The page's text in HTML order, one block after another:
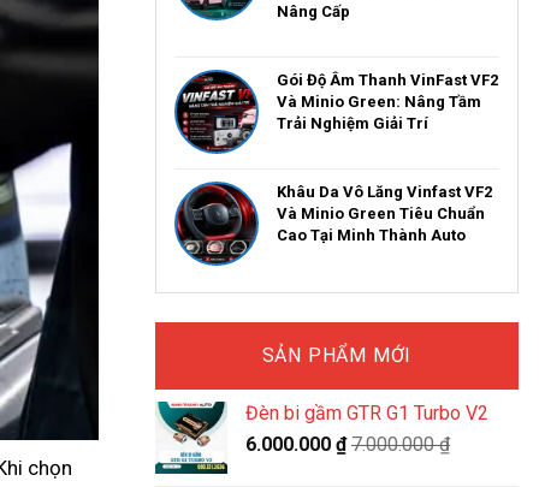
chọn
Nâng Cấp
Gói Độ Âm Thanh VinFast VF2
Và Minio Green: Nâng Tầm
Trải Nghiệm Giải Trí
Khâu Da Vô Lăng Vinfast VF2
Và Minio Green Tiêu Chuẩn
Cao Tại Minh Thành Auto
SẢN PHẨM MỚI
Đèn bi gầm GTR G1 Turbo V2
6.000.000 ₫ 7.000.000₫